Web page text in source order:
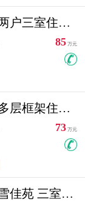
福海路 星河城 一梯两户三室住宅急售
85 万元
福海路 汇福街 三室多层框架住宅急售
73 万元
可公积金 福海路 映雪佳苑 三室住宅急售送小棚